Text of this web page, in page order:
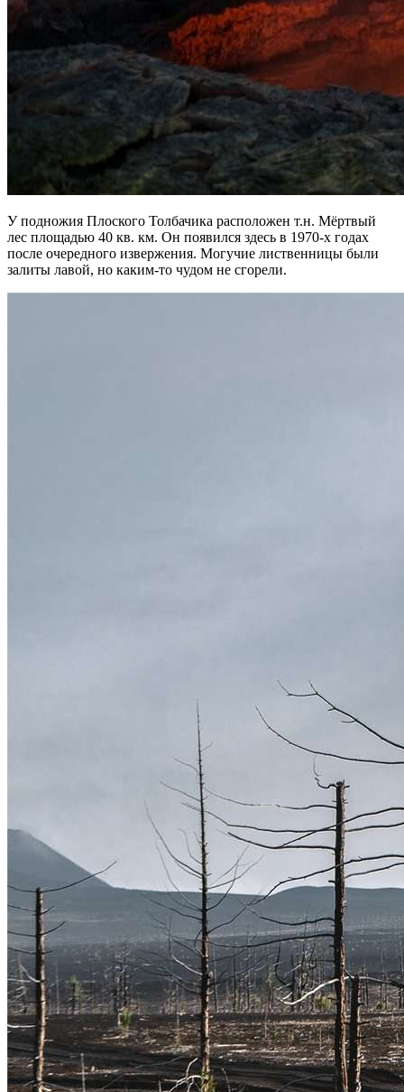
У подножия Плоского Толбачика расположен т.н. Мёртвый
лес площадью 40 кв. км. Он появился здесь в 1970-х годах
после очередного извержения. Могучие лиственницы были
залиты лавой, но каким-то чудом не сгорели.